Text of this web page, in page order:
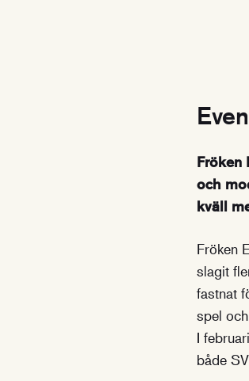
Fröken
och
kväll
Fröken
slagit
fastnat
spel
I
både